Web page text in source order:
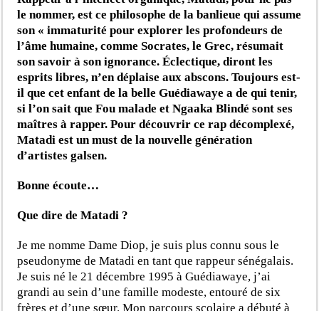
le nommer, est ce philosophe de la banlieue qui assume
son « immaturité pour explorer les profondeurs de
l’âme humaine, comme Socrates, le Grec, résumait
son savoir à son ignorance. Éclectique, diront les
esprits libres, n’en déplaise aux abscons. Toujours est-
il que cet enfant de la belle Guédiawaye a de qui tenir,
si l’on sait que Fou malade et Ngaaka Blindé sont ses
maîtres à rapper. Pour découvrir ce rap décomplexé,
Matadi est un must de la nouvelle génération
d’artistes galsen.
Bonne écoute…
Que dire de Matadi ?
Je me nomme Dame Diop, je suis plus connu sous le
pseudonyme de Matadi en tant que rappeur sénégalais.
Je suis né le 21 décembre 1995 à Guédiawaye, j’ai
grandi au sein d’une famille modeste, entouré de six
frères et d’une sœur. Mon parcours scolaire a débuté à